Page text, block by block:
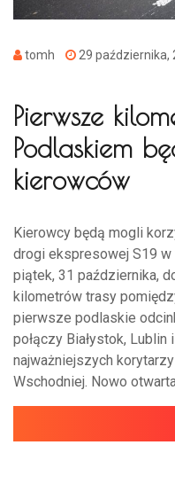
tomh 29 października,
Pierwsze
Podlaskiem
kierowców
Kierowcy będą mogli
drogi ekspresowej S19
piątek, 31 października,
kilometrów trasy
pierwsze podlaskie
połączy Białystok,
najważniejszych
Wschodniej. Nowo